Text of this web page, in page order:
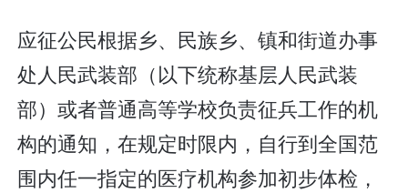
应征公民根据乡、民族乡、镇和街道办事
处人民武装部（以下统称基层人民武装
部）或者普通高等学校负责征兵工作的机
构的通知，在规定时限内，自行到全国范
围内任一指定的医疗机构参加初步体检，